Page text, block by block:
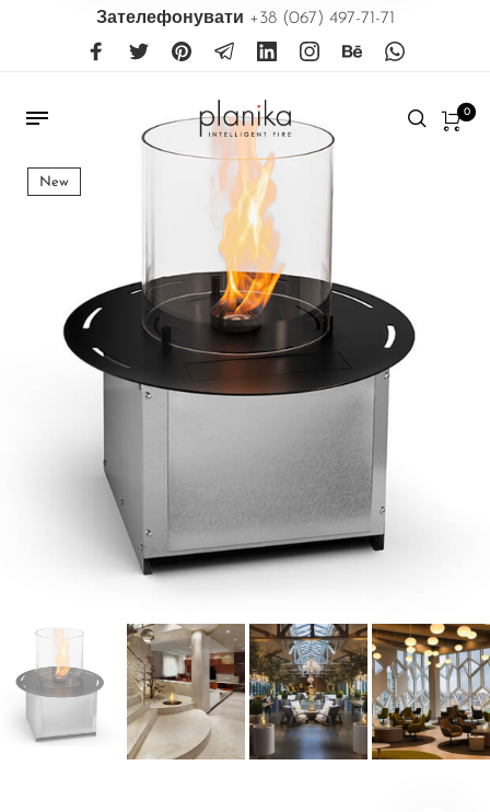
Зателефонувати +38 (067) 497-71-71
0
New